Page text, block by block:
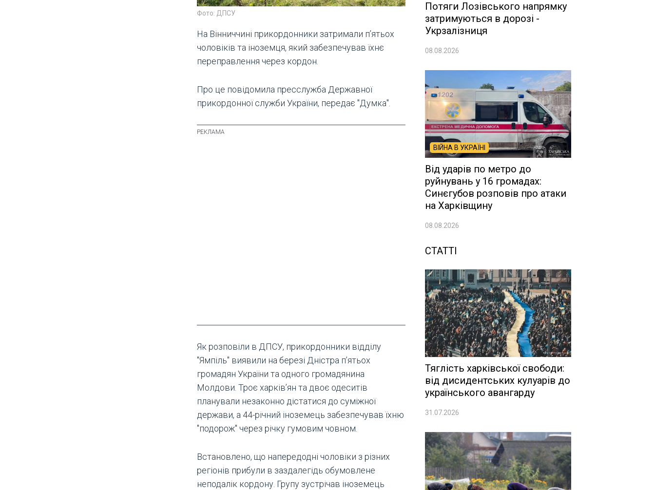
Фото: ДПСУ
На Вінниччині прикордонники затримали п’ятьох
чоловіків та іноземця, який забезпечував їхнє
переправлення через кордон.
Про це повідомила пресслужба Державної
прикордонної служби України, передає "Думка".
Як розповіли в ДПСУ, прикордонники відділу
"Ямпіль" виявили на березі Дністра п’ятьох
громадян України та одного громадянина
Молдови. Троє харків’ян та двоє одеситів
планували незаконно дістатися до суміжної
держави, а 44-річний іноземець забезпечував їхню
"подорож" через річку гумовим човном.
Встановлено, що напередодні чоловіки з різних
регіонів прибули в заздалегідь обумовлене
неподалік кордону. Групу зустрічав іноземець
Потяги Лозівського напрямку
затримуються в дорозі -
Укрзалізниця
08.08.2026
ВІЙНА В УКРАЇНІ
Від ударів по метро до
руйнувань у 16 громадах:
Синєгубов розповів про атаки
на Харківщину
08.08.2026
СТАТТІ
Тяглість харківської свободи:
від дисидентських кулуарів до
українського авангарду
31.07.2026